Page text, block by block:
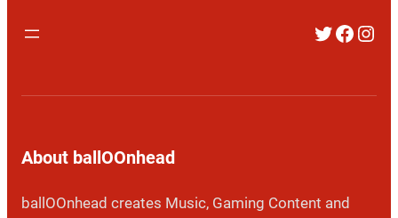
Twitter
About ballOOnhead
ballOOnhead creates Music, Gaming Content and